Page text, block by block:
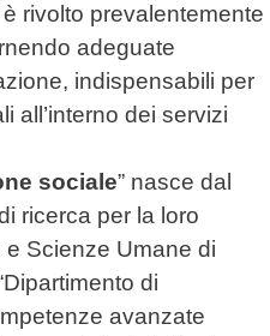
è rivolto prevalentemente
adeguate
indispensabili per
all’interno dei servizi
sociale” nasce dal
ricerca per la loro
e Scienze Umane di
di
avanzate